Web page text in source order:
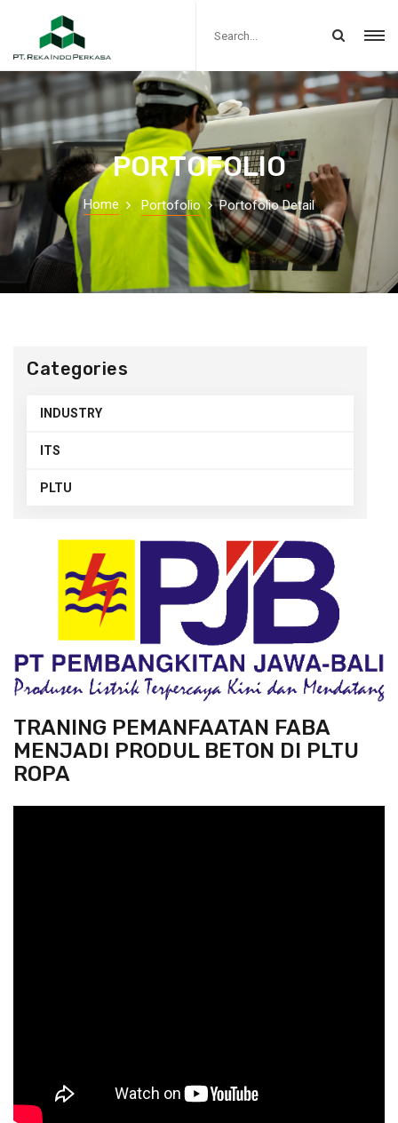
PORTOFOLIO
Home Portofolio Portofolio Detail
Categories
INDUSTRY
ITS
PLTU
TRANING PEMANFAATAN FABA
MENJADI PRODUL BETON DI PLTU
ROPA